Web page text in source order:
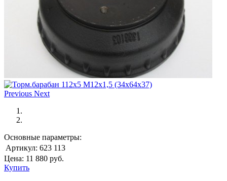
Previous Next
Основные параметры:
Артикул: 623 113
Цена: 11 880 руб.
Купить